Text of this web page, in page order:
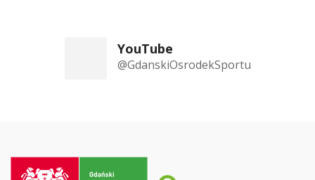
YouTube
@GdanskiOsrodekSportu